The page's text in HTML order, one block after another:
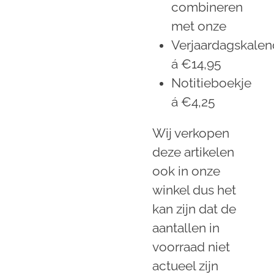
combineren
met onze
á €14,95
Notitieboekje
á €4,25
Wij verkopen
deze artikelen
ook in onze
winkel dus het
kan zijn dat de
aantallen in
voorraad niet
actueel zijn